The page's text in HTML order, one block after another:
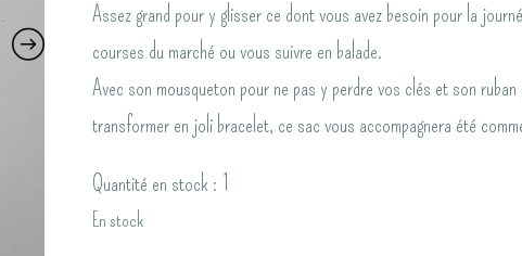
Assez grand pour y glisser ce dont vous avez besoin pour la
courses du marché ou vous suivre en balade.
Avec son mousqueton pour ne pas y perdre vos clés et son ruban
transformer en joli bracelet, ce sac vous accompagnera été
Quantité en stock : 1
En stock